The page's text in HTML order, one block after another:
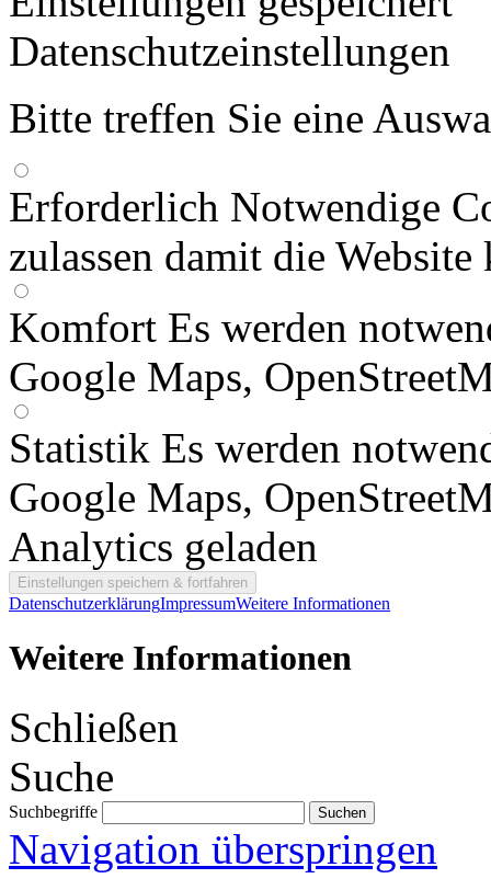
Datenschutzeinstellungen
Bitte treffen Sie eine
Erforderlich Notwendige
zulassen damit die
Komfort Es werden
Google Maps,
Statistik Es werden
Google Maps,
Analytics geladen
DatenschutzerklärungImpressumWeitere Informationen
Weitere Informationen
Schließen
Suche
Suchbegriffe
Navigation überspringen